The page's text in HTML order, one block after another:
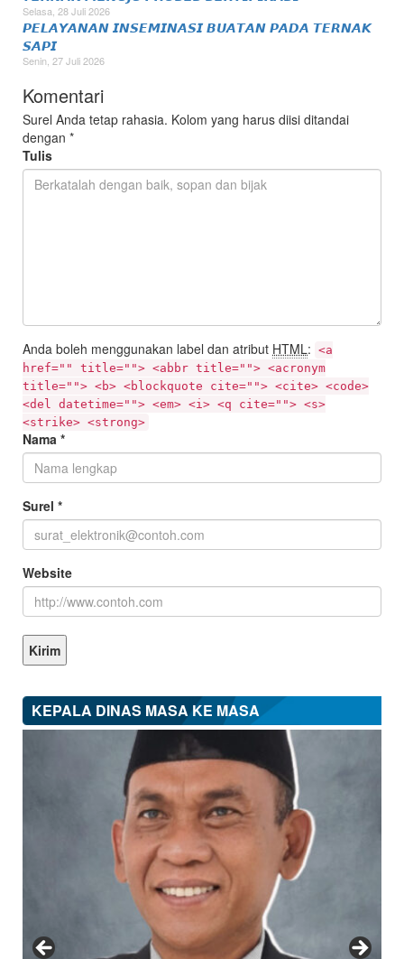
Selasa, 28 Juli 2026
𝙋𝙀𝙇𝘼𝙔𝘼𝙉𝘼𝙉 𝙄𝙉𝙎𝙀𝙈𝙄𝙉𝘼𝙎𝙄 𝘽𝙐𝘼𝙏𝘼𝙉 𝙋𝘼𝘿𝘼 𝙏𝙀𝙍𝙉𝘼𝙆
𝙎𝘼𝙋𝙄
Senin, 27 Juli 2026
Komentari
Surel Anda tetap rahasia. Kolom yang harus diisi ditandai
dengan *
Tulis
Anda boleh menggunakan label dan atribut HTML: <a
href="" title=""> <abbr title=""> <acronym
title=""> <b> <blockquote cite=""> <cite> <code>
<del datetime=""> <em> <i> <q cite=""> <s>
<strike> <strong>
Nama *
Surel *
Website
KEPALA DINAS MASA KE MASA